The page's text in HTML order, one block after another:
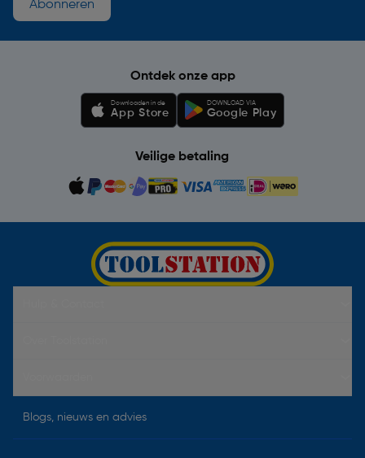
Abonneren
Ontdek onze app
Downloaden in de
App Store
DOWNLOAD VIA
Google Play
Veilige betaling
Blogs, nieuws en advies